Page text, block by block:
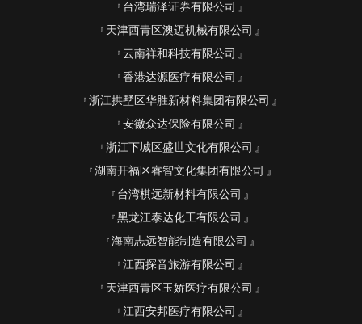
台湾瑞泽证券有限公司
天津西青区澳迈机械有限公司
云南祥和科技有限公司
香港达源医疗有限公司
浙江拱墅区华胜新材料集团有限公司
安徽众达保险有限公司
浙江下城区盛世文化有限公司
湖南开福区睿智文化集团有限公司
台湾棋远新材料有限公司
黑龙江泰达化工有限公司
海南志远智能制造有限公司
江西探音旅游有限公司
天津西青区玉娇医疗有限公司
江西安邦医疗有限公司